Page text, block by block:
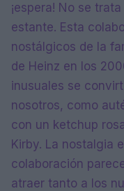
¡espera! No se
estante. Esta
nostálgicos de la
de Heinz en los
inusuales se
nosotros, como
con un ketchup
Kirby. La nostalgia
colaboración
atraer tanto a los